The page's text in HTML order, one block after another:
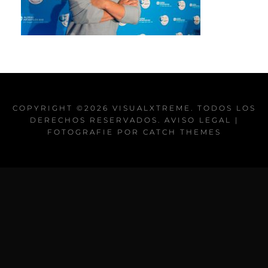
COPYRIGHT ©2026 VISUALXTREME . TODOS LOS
DERECHOS RESERVADOS. AVISO LEGAL
|
FOTOGRAFIE POR CATCH THEMES